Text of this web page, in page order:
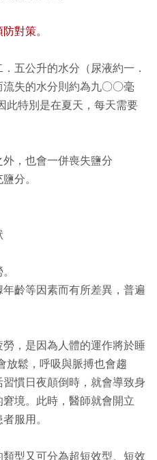
對策。
五公升的水分（尿液約一．
流失的水分則約為九○○毫
特別是在夏天，每天需要
，也會一併喪失鹽分
分。
齡等因素而有所差異，普遍
，是因為人體的運作將於睡
放鬆，呼吸與脈搏也會趨
慣日夜顛倒時，就會導致身
境。此時，醫師就會開立
服用。
型又可分為超短效型、短效